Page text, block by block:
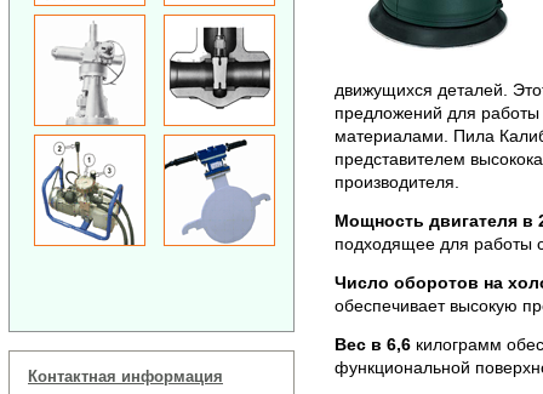
Контактная информация
движущихся деталей.
предложений для
материалами. Пила
представителем
производителя.
Мощность двигателя в
подходящее для работы
Число оборотов на
обеспечивает высокую
Вес в 6,6килограмм
функциональной